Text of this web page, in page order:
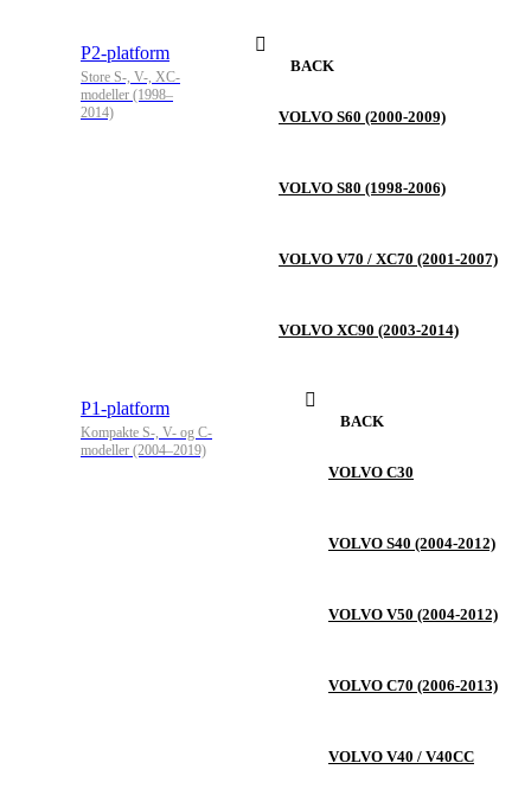
P2-platform
Store S-, V-, XC-
modeller (1998–
2014)
BACK
VOLVO S60 (2000-2009)
VOLVO S80 (1998-2006)
VOLVO V70 / XC70 (2001-2007)
VOLVO XC90 (2003-2014)
P1-platform
Kompakte S-, V- og C-
modeller (2004–2019)
BACK
VOLVO C30
VOLVO S40 (2004-2012)
VOLVO V50 (2004-2012)
VOLVO C70 (2006-2013)
VOLVO V40 / V40CC